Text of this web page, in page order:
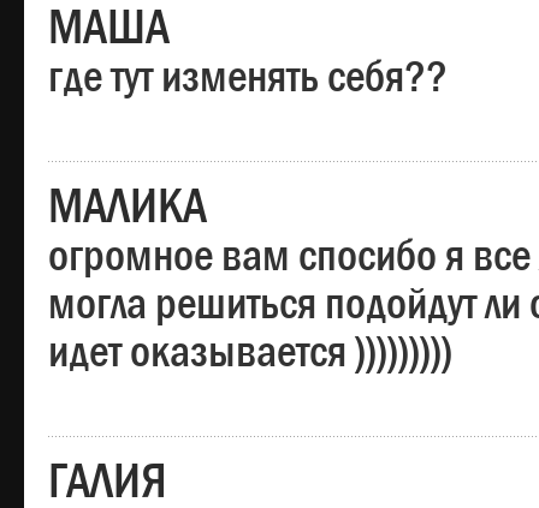
МАША
где тут изменять себя??
МАЛИКА
огромное вам спосибо я
могла решиться подойдут ли
идет оказывается )))))))))
ГАЛИЯ